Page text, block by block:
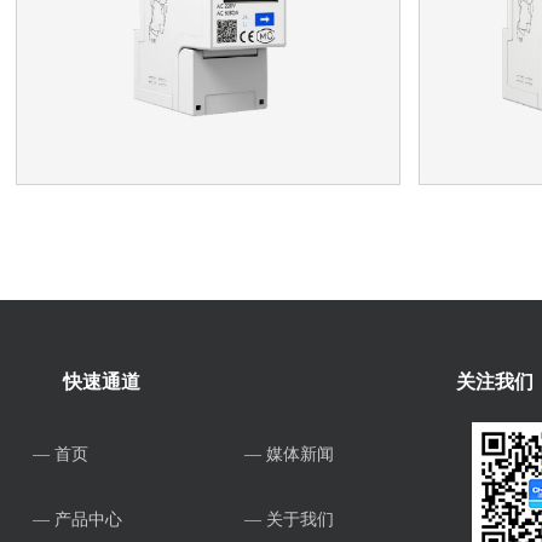
快速通道
— 首页 — 媒体新闻
— 产品中心 — 关于我们
关注我们